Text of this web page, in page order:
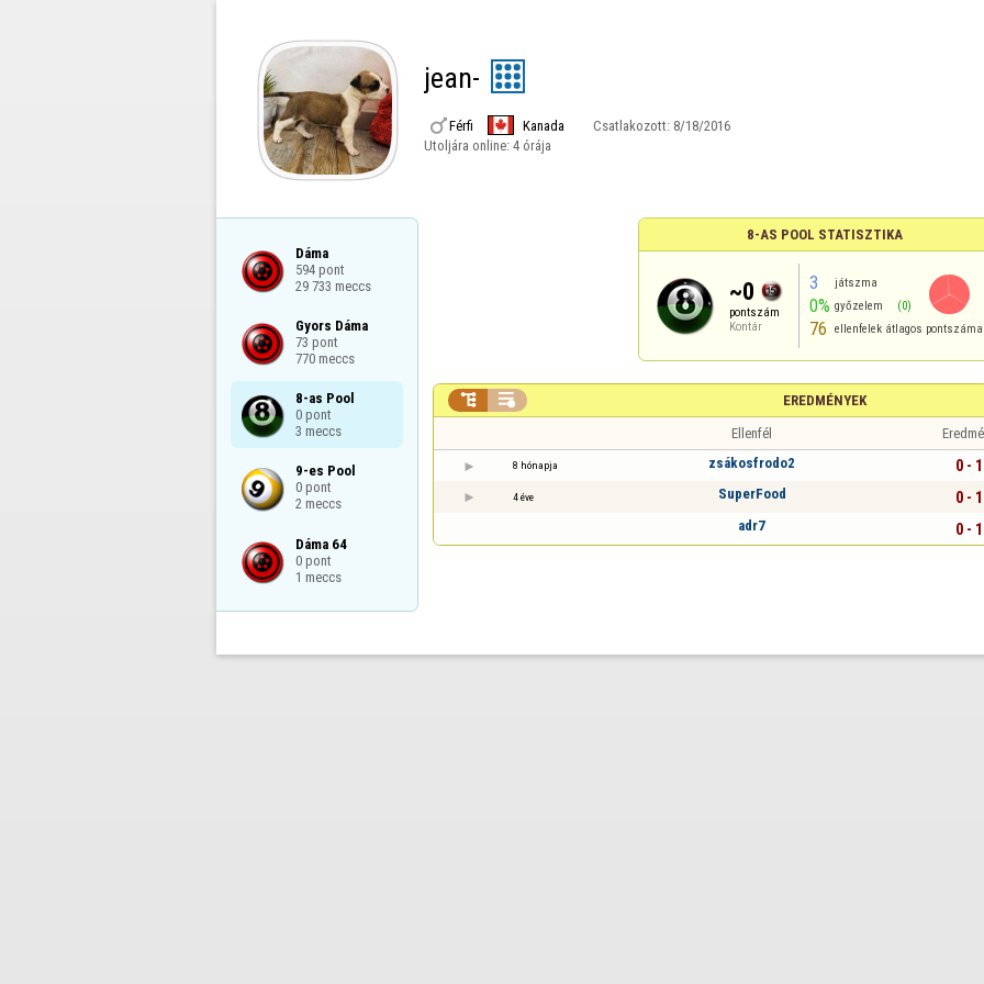
jean-
Férfi Kanada Csatlakozott: 8/18/2016
Utoljára online: 4 órája
Dáma
594 pont
29 733 meccs
Gyors Dáma
73 pont
770 meccs
8-as Pool
0 pont
3 meccs
9-es Pool
0 pont
2 meccs
Dáma 64
0 pont
1 meccs
8-AS POOL STATISZTIKA
~0
pontszám
Kontár
3 játszma
0% győzelem (0)
76 ellenfelek átlagos pontszáma
EREDMÉNYEK
 
Ellenfél
8 hónapja zsákosfrodo2 0 - 1
4 éve SuperFood 0 - 1
adr7
0 - 1